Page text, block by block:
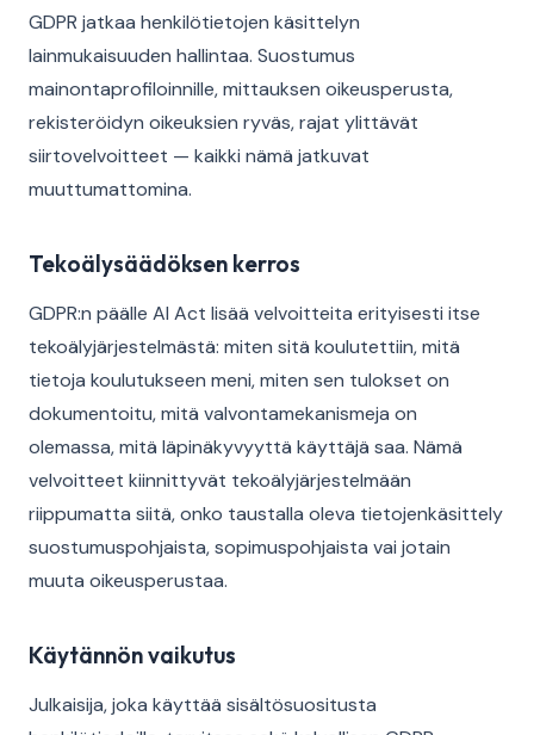
GDPR jatkaa henkilötietojen käsittelyn
lainmukaisuuden hallintaa. Suostumus
mainontaprofiloinnille, mittauksen oikeusperusta,
rekisteröidyn oikeuksien ryväs, rajat ylittävät
siirtovelvoitteet — kaikki nämä jatkuvat
muuttumattomina.
Tekoälysäädöksen kerros
GDPR:n päälle AI Act lisää velvoitteita erityisesti itse
tekoälyjärjestelmästä: miten sitä koulutettiin, mitä
tietoja koulutukseen meni, miten sen tulokset on
dokumentoitu, mitä valvontamekanismeja on
olemassa, mitä läpinäkyvyyttä käyttäjä saa. Nämä
velvoitteet kiinnittyvät tekoälyjärjestelmään
riippumatta siitä, onko taustalla oleva tietojenkäsittely
suostumuspohjaista, sopimuspohjaista vai jotain
muuta oikeusperustaa.
Käytännön vaikutus
Julkaisija, joka käyttää sisältösuositusta